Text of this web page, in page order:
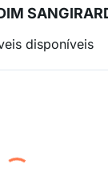
disponíveis